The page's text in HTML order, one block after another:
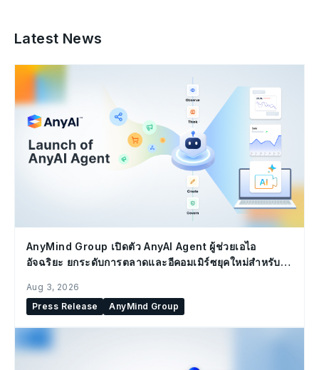
Latest News
AnyMind Group เปิดตัว AnyAI Agent ผู้ช่วยเอไอ
อัจฉริยะ ยกระดับการตลาดและอีคอมเมิร์ซยุคใหม่สำหรับ
Aug 3, 2026
Press Release
AnyMind Group